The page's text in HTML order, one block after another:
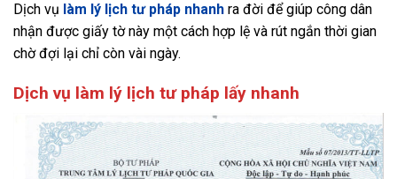
Dịch vụ làm lý lịch tư pháp nhanh ra đời để giúp công dân
nhận được giấy tờ này một cách hợp lệ và rút ngắn thời gian
chờ đợi lại chỉ còn vài ngày.
Dịch vụ làm lý lịch tư pháp lấy nhanh